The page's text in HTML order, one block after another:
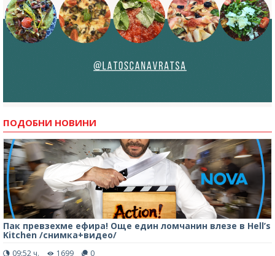
ПОДОБНИ НОВИНИ
Пак превзехме ефира! Още един ломчанин влезе в Hell’s
Kitchen /снимка+видео/
09:52 ч. 1699 0